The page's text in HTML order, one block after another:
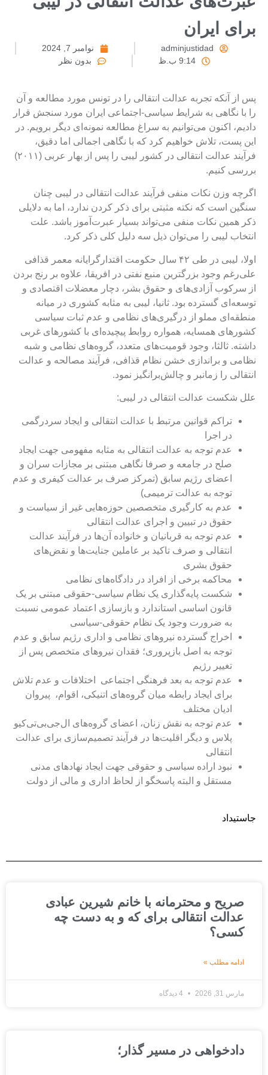
ایران
adminjustidad
نوامبر 7, 2024
9:14 ب.ظ
بدون نظر
از آنکه تجربه عدالت انتقالی را در تونس مورد مطالعه و آن
با نگاهی به شرایط سیاسی-اجتماعی ایران مورد سنجش قرار
اکنون می‌توانیم به سراغ مطالعه نمونه‌‌ای دیگر برویم. در
پست، تلاش خواهیم کرد که با نگاهی اجمالی اما دقیق،
فرآیند عدالت انتقالی در کشور لیبی را پس از بهار عربی (۲۰۱۱)
کنیم.
وزن نکات منفی فرآیند عدالت انتقالی در لیبی چنان
است که نکته مثبتی برای ذکر کردن ندارد، اما به دلایلی
همین نکات منفی می‌تواند بسیار عبرت‌آموز باشد. علت
لیبی را می‌توان ذیل سه دلیل کلی ذکر کرد.
اولا، لیبی در طی ۴۲ سال حکومت اقتدارگرایانه معمر قذافی
وجود بزرگترین منبع نفتی در افریقا، علاوه ‌بر رنج بردن
سرکوب آزادی‌های و حقوق بشر، دچار معضلات اقتصادی و
گسترده بود. ثانیا، لیبی به مثابه کشوری در میانه
مملو از درگیری‌های نظامی و عدم ثبات سیاسی
همسایه، همواره روابط پیچیده‌ای با کشورهای غربی
ثالثا، وجود قومیت‌های متعدد، گروه‌های نظامی و شبه
و براندازی خشن نظام قذافی، فرآیند مصالحه و عدالت
را زمانبر و چالش‌برانگیز نمود.
شکست عدالت انتقالی در لیبی:
تراکم قوانین مرتبط با عدالت انتقالی و ایجاد سردرگمی
در اجرا
عدم توجه به عدالت انتقالی به مثابه مفهومی جهت ایجاد
صلح در جامعه و صرفا نگاهی مبتنی بر مجازات سران و
اعضای رژیم سابق (تمرکز صرف بر عدالت کیفری و عدم
توجه به عدالت ترمیمی)
عدم به کارگیری متخصصین حوزه‌هایی غیر از سیاست و
حقوق در تبیین و اجرای عدالت انتقالی
عدم توجه به قربانیان و خانواده آن‌ها در فرآیند عدالت
انتقالی و صرف تاکید بر عاملین جنایت‌ها و نقض‌های
حقوق بشری
محاکمه برخی از افراد در دادگاه‌های نظامی
شکست پایه‌گذاری یک نظام سیاسی-حقوقی مبتنی بر یک
قانون اساسی استاندارد و بازسازی اعتماد عمومی نسبت
به ضرورت وجود یک نظام حقوقی-سیاسی
اخراج گسترده نیروهای نظامی و اداری رژیم سابق و عدم
توجه به اصل بازپروری؛ فقدان نیروهای متخصص پس از
تغییر رژیم
عدم توجه به بعد فرهنگی اجتماعی اختلافات و عدم تلاش
برای ایجاد رابطه میان گروه‌های اتنیکی، اقوام، پیروان
ادیان مختلف
عدم توجه به نقش زنان، اعضای گروه‌های ال‌جی‌بی‌تی‌کیو
پلاس و دیگر اقلیت‌ها در فرآیند تصمیم‌سازی برای عدالت
انتقالی
نبود اراده سیاسی و حقوقی جهت ایجاد نهادهای مدنی
مستقل و البته پاسخگو از لحاظ اداری و مالی از دولت
صریح و محترمانه با خانم شیرین عبادی
عدالت انتقالی برای که و به دست چه
کسی؟
ادامه مطلب »
مارس 31, 2026 4 دیدگاه
دادخواهی در مسیر گذار؛